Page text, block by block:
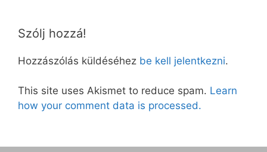
Szólj hozzá!
Hozzászólás küldéséhez be kell jelentkezni.
This site uses Akismet to reduce spam. Learn
how your comment data is processed.